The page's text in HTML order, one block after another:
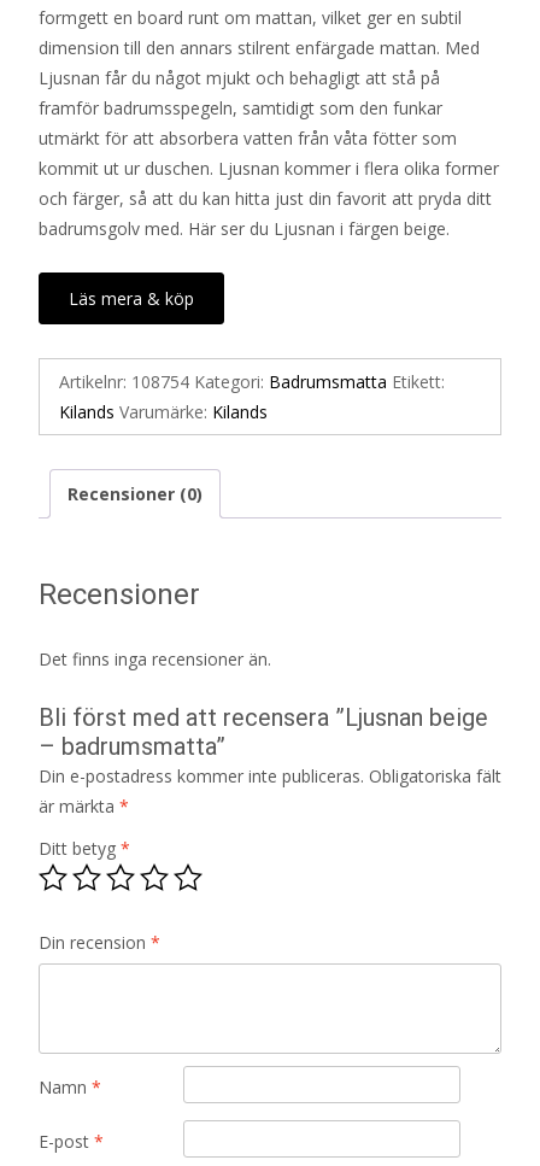
formgett en board runt om mattan, vilket ger en subtil
dimension till den annars stilrent enfärgade mattan. Med
Ljusnan får du något mjukt och behagligt att stå på
framför badrumsspegeln, samtidigt som den funkar
utmärkt för att absorbera vatten från våta fötter som
kommit ut ur duschen. Ljusnan kommer i flera olika former
och färger, så att du kan hitta just din favorit att pryda ditt
badrumsgolv med. Här ser du Ljusnan i färgen beige.
Läs mera & köp
Artikelnr: 108754 Kategori: Badrumsmatta Etikett:
Kilands Varumärke: Kilands
Recensioner (0)
Recensioner
Det finns inga recensioner än.
Bli först med att recensera ”Ljusnan beige
– badrumsmatta”
Din e-postadress kommer inte publiceras. Obligatoriska fält
är märkta *
Ditt betyg *
Din recension *
Namn *
E-post *